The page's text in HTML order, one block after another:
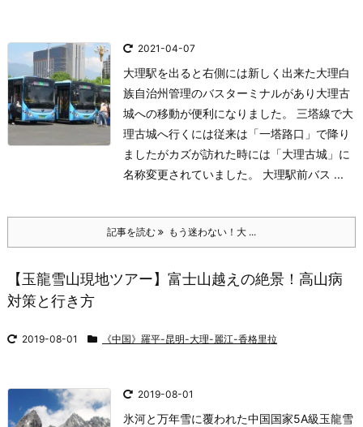
2021-04-07
大理駅を出ると右側には新しく出来た大理白
族自治州管理のバスターミナルがあり大理古
城への移動が便利になりました。 三塔線で大
理古城へ行くには従来は「一塔路口」で降り
ましたがカズが訪れた時には「大理古城」に
名称変更されていました。 大理駅前バス ...
記事を読む もう迷わない！大 ...
【玉龍雪山現地ツアー】富士山越えの絶景！高山病
対策と行き方
2019-08-01 《中国》羅平-昆明-大理-麗江-香格里拉
2019-08-01
氷河と万年雪に覆われた中国国家5A級玉龍雪